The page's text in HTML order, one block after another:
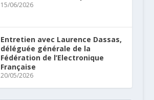
15/06/2026
Entretien avec Laurence Dassas,
déléguée générale de la
Fédération de l’Electronique
Française
20/05/2026